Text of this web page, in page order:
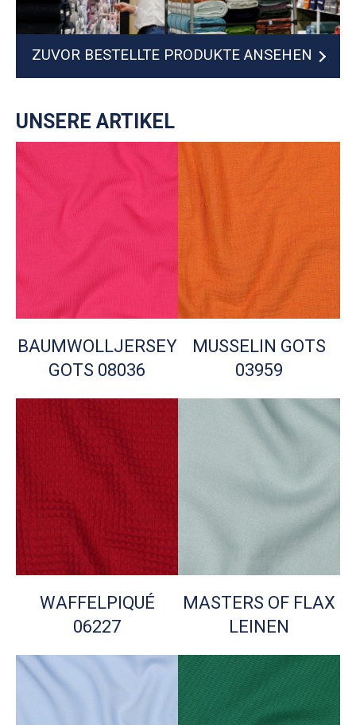
ZUVOR BESTELLTE PRODUKTE ANSEHEN
UNSERE ARTIKEL
BAUMWOLLJERSEY
GOTS 08036
MUSSELIN GOTS
03959
WAFFELPIQUÉ
06227
MASTERS OF FLAX
LEINEN